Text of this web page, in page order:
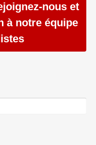
nous et
à notre équipe